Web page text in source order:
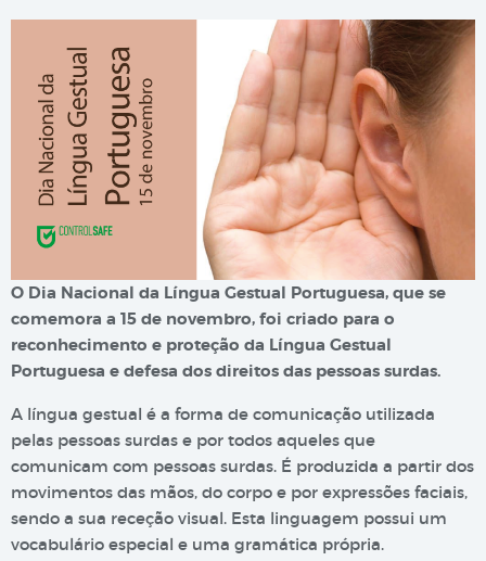
O Dia Nacional da Língua Gestual Portuguesa, que se
comemora a 15 de novembro, foi criado para o
reconhecimento e proteção da Língua Gestual
Portuguesa e defesa dos direitos das pessoas surdas.
A língua gestual é a forma de comunicação utilizada
pelas pessoas surdas e por todos aqueles que
comunicam com pessoas surdas. É produzida a partir dos
movimentos das mãos, do corpo e por expressões faciais,
sendo a sua receção visual. Esta linguagem possui um
vocabulário especial e uma gramática própria.